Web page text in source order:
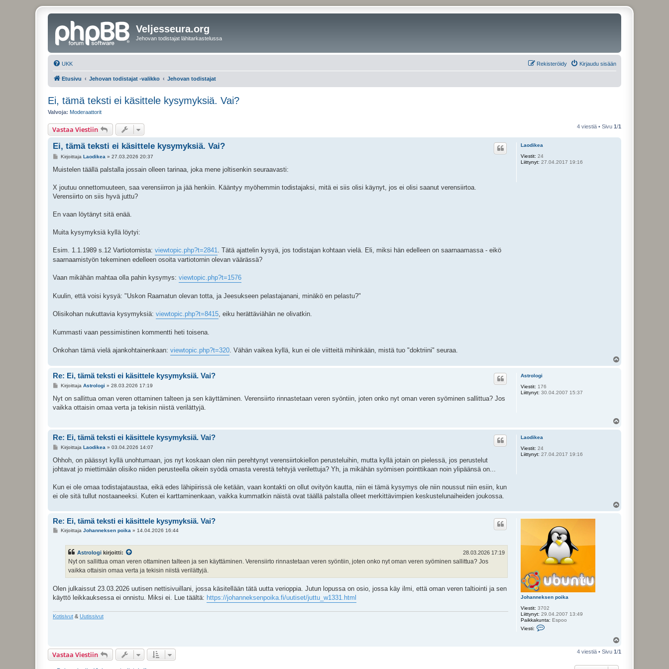
Veljesseura.org
Jehovan todistajat lähitarkastelussa
UKK Kirjaudu sisään
Rekisteröidy
Etusivu Jehovan todistajat -valikko Jehovan todistajat
Ei, tämä teksti ei käsittele kysymyksiä. Vai?
Valvoja: Moderaattorit
Vastaa Viestiin 4 viestiä • Sivu 1/1
Laodikea
Viestit: 24
Liittynyt: 27.04.2017 19:16
Ei, tämä teksti ei käsittele kysymyksiä. Vai?
V
e
i
Kirjoittaja Laodikea » 27.03.2026 20:37
Muistelen täällä palstalla jossain olleen tarinaa, joka mene joltisenkin seuraavasti:
X joutuu onnettomuuteen, saa verensiirron ja jää henkiin. Kääntyy myöhemmin todistajaksi, mitä ei siis olisi käynyt, jos ei olisi saanut verensiirtoa.
Verensiirto on siis hyvä juttu?
En vaan löytänyt sitä enää.
Muita kysymyksiä kyllä löytyi:
Esim. 1.1.1989 s.12 Vartiotornista: viewtopic.php?t=2841. Tätä ajattelin kysyä, jos todistajan kohtaan vielä. Eli, miksi hän edelleen on saarnaamassa - eikö
saarnaamistyön tekeminen edelleen osoita vartiotornin olevan väärässä?
Vaan mikähän mahtaa olla pahin kysymys: viewtopic.php?t=1576
Kuulin, että voisi kysyä: "Uskon Raamatun olevan totta, ja Jeesukseen pelastajanani, minäkö en pelastu?"
Olisikohan nukuttavia kysymyksiä: viewtopic.php?t=8415, eiku herättäviähän ne olivatkin.
Kummasti vaan pessimistinen kommentti heti toisena.
Onkohan tämä vielä ajankohtainenkaan: viewtopic.php?t=320. Vähän vaikea kyllä, kun ei ole viitteitä mihinkään, mistä tuo "doktriini" seuraa.
Astrologi
Viestit: 176
Liittynyt: 30.04.2007 15:37
Re: Ei, tämä teksti ei käsittele kysymyksiä. Vai?
V
e
s
t
Kirjoittaja Astrologi » 28.03.2026 17:19
Nyt on sallittua oman veren ottaminen talteen ja sen käyttäminen. Verensiirto rinnastetaan veren syöntiin, joten onko nyt oman veren syöminen sallittua? Jos
vaikka ottaisin omaa verta ja tekisin niistä verilättyjä.
Laodikea
Viestit: 24
Liittynyt: 27.04.2017 19:16
Re: Ei, tämä teksti ei käsittele kysymyksiä. Vai?
V
e
t
Kirjoittaja Laodikea » 03.04.2026 14:07
Ohhoh, on päässyt kyllä unohtumaan, jos nyt koskaan olen niin perehtynyt verensiirtokiellon perusteluihin, mutta kyllä jotain on pielessä, jos perustelut
johtavat jo miettimään olisiko niiden perusteella oikein syödä omasta verestä tehtyjä verilettuja? Yh, ja mikähän syömisen pointtikaan noin ylipäänsä on...
Kun ei ole omaa todistajataustaa, eikä edes lähipiirissä ole ketään, vaan kontakti on ollut ovityön kautta, niin ei tämä kysymys ole niin noussut niin esiin, kun
ei ole sitä tullut nostaaneeksi. Kuten ei karttaminenkaan, vaikka kummatkin näistä ovat täällä palstalla olleet merkittävimpien keskustelunaiheiden joukossa.
Johanneksen poika
Viestit: 3702
Liittynyt: 29.04.2007 13:49
Paikkakunta: Espoo
Viesti:
Re: Ei, tämä teksti ei käsittele kysymyksiä. Vai?
VKirjoittaja Johanneksen poika » 14.04.2026 16:44
Astrologi kirjoitti: 28.03.2026 17:19
Nyt on sallittua oman veren ottaminen talteen ja sen käyttäminen. Verensiirto rinnastetaan veren syöntiin, joten onko nyt oman veren syöminen sallittua? Jos
vaikka ottaisin omaa verta ja tekisin niistä verilättyjä.
Olen julkaissut 23.03.2026 uutisen nettisivuillani, jossa käsitellään tätä uutta verioppia. Jutun lopussa on osio, jossa käy ilmi, että oman veren taltiointi ja sen
käyttö leikkauksessa ei onnistu. Miksi ei. Lue täältä: https://johanneksenpoika.fi/uutiset/juttu_w1331.html
Kotisivut &Uutissivut
ö
Vastaa Viestiin 4 viestiä • Sivu 1/1